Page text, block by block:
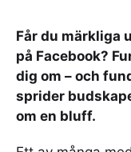
Får du märkliga
på Facebook?
dig om – och
sprider
om en bluff.